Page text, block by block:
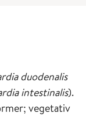
duodenalis
intestinalis).
vegetativ